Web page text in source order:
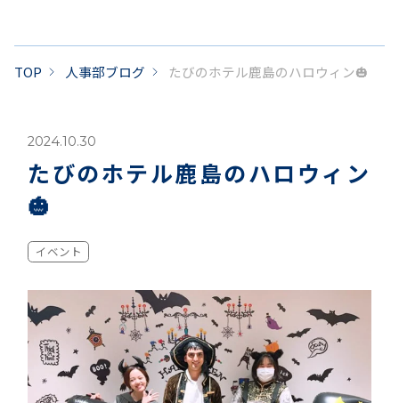
TOP 人事部ブログ たびのホテル鹿島のハロウィン🎃
2024.10.30
たびのホテル鹿島のハロウィン
🎃
イベント